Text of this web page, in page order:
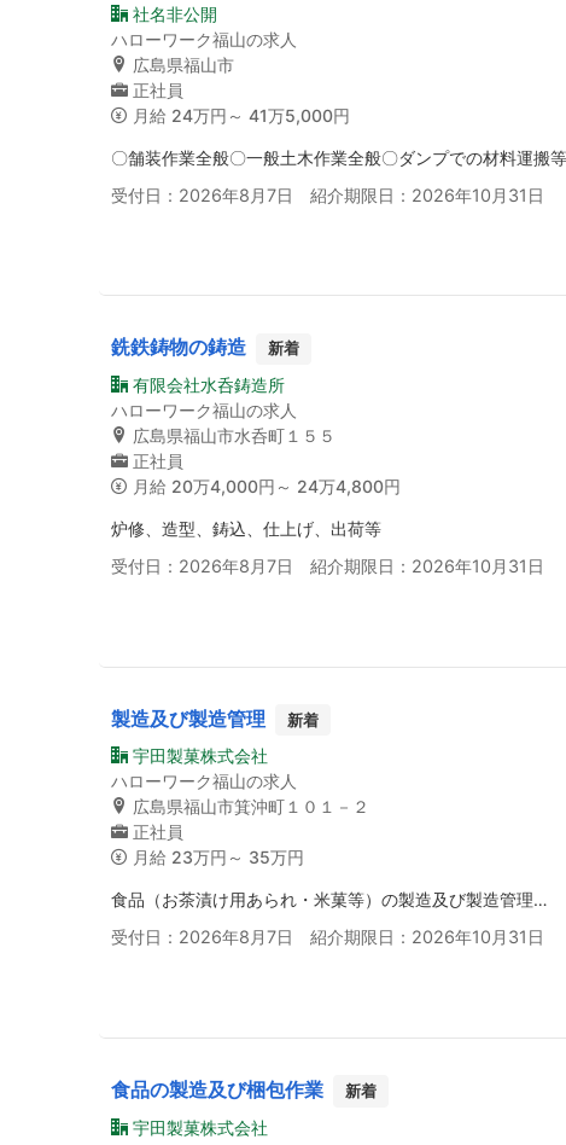
社名非公開
ハローワーク福山の求人
広島県福山市
正社員
月給 24万円～ 41万5,000円
〇舗装作業全般〇一般土木作業全般〇ダンプでの材料運搬
受付日：2026年8月7日 紹介期限日：2026年10月31日
銑鉄鋳物の鋳造 新着
有限会社水呑鋳造所
ハローワーク福山の求人
広島県福山市水呑町１５５
正社員
月給 20万4,000円～ 24万4,800円
炉修、造型、鋳込、仕上げ、出荷等
受付日：2026年8月7日 紹介期限日：2026年10月31日
製造及び製造管理 新着
宇田製菓株式会社
ハローワーク福山の求人
広島県福山市箕沖町１０１－２
正社員
月給 23万円～ 35万円
食品（お茶漬け用あられ・米菓等）の製造及び製造管理…
受付日：2026年8月7日 紹介期限日：2026年10月31日
食品の製造及び梱包作業 新着
宇田製菓株式会社